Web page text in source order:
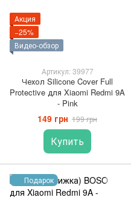
Акция
−25%
Видео-обзор
Артикул: 39977
Чехол Silicone Cover Full
Protective для Xiaomi Redmi 9A
- Pink
149 грн 199 грн
Купить
Подарок